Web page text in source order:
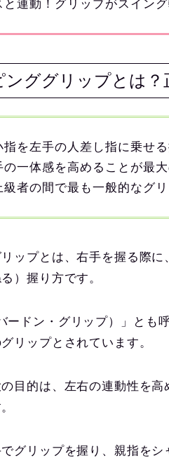
と連動！グリップがスイン
ンググリップとは
指を左手の人差し指に乗せ
の一体感を高めることが最
級者の間で最も一般的なグ
ップとは、右手を握る際
）握り方です。
ードン・グリップ）」とも
リップとされています。
目的は、左右の連動性を
グリップを握り、親指をシ